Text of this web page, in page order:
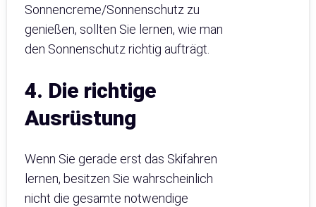
Sonnencreme/Sonnenschutz zu
genießen, sollten Sie lernen, wie man
den Sonnenschutz richtig aufträgt.
4. Die richtige
Ausrüstung
Wenn Sie gerade erst das Skifahren
lernen, besitzen Sie wahrscheinlich
nicht die gesamte notwendige